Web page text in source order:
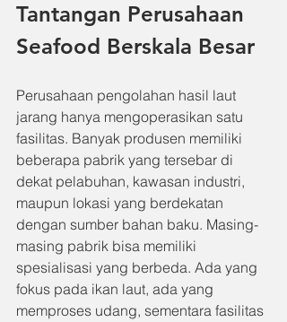
Tantangan Perusahaan
Seafood Berskala Besar
Perusahaan pengolahan hasil laut
jarang hanya mengoperasikan satu
fasilitas. Banyak produsen memiliki
beberapa pabrik yang tersebar di
dekat pelabuhan, kawasan industri,
maupun lokasi yang berdekatan
dengan sumber bahan baku. Masing-
masing pabrik bisa memiliki
spesialisasi yang berbeda. Ada yang
fokus pada ikan laut, ada yang
memproses udang, sementara fasilitas